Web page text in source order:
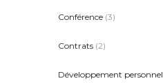
Conférence (3)
Contrats (2)
Développement personnel